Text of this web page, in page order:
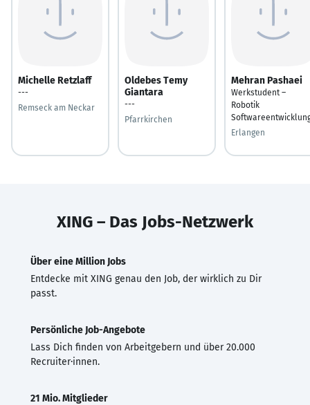
Michelle Retzlaff
---
Remseck am Neckar
Oldebes Temy
Giantara
---
Pfarrkirchen
Mehran Pashaei
Werkstudent –
Robotik
Erlangen
XING – Das Jobs-Netzwerk
Über eine Million Jobs
Entdecke mit XING genau den Job, der wirklich zu Dir
passt.
Persönliche Job-Angebote
Lass Dich finden von Arbeitgebern und über 20.000
Recruiter·innen.
21 Mio. Mitglieder